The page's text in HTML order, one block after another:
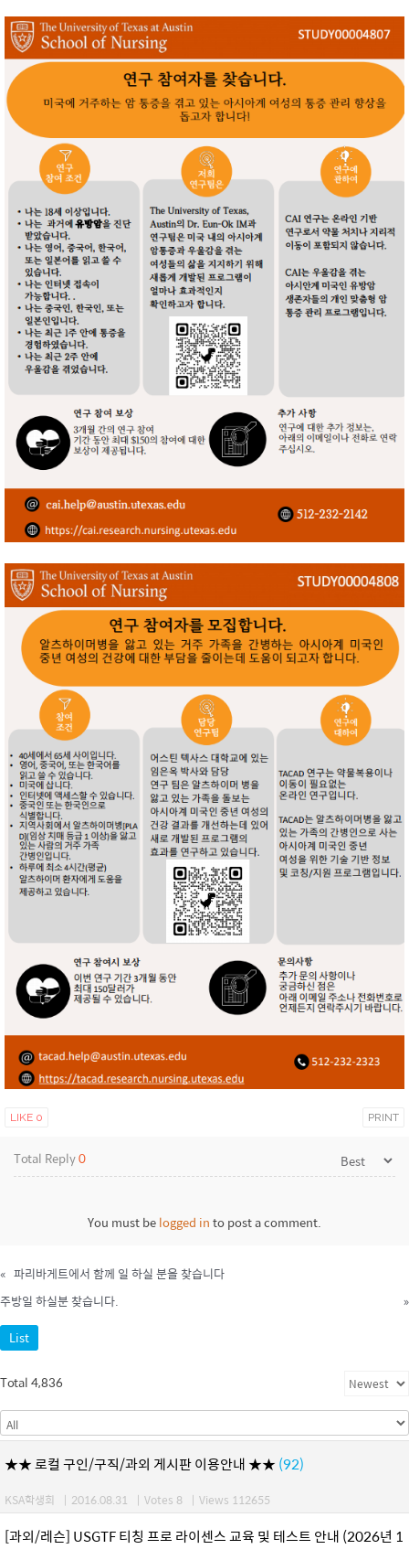
LIKE 0 PRINT
Total Reply0
You must belogged into post a comment.
« 파리바게트에서 함께 일 하실 분을 찾습니다
주방일 하실분 찾습니다.
»
List
Total 4,836
★★ 로컬 구인/구직/과외 게시판 이용안내 ★★ (92)
KSA학생회 | 2016.08.31 | Votes 8 | Views 112655
[과외/레슨] USGTF 티칭 프로 라이센스 교육 및 테스트 안내 (2026년 1